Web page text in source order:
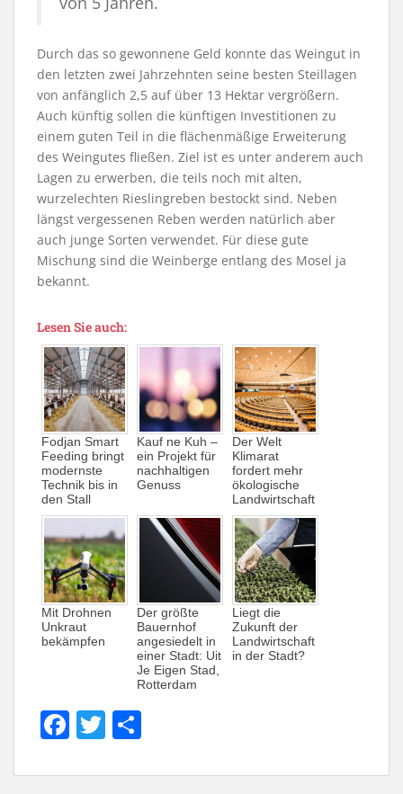
Durch das so gewonnene Geld konnte das Weingut in
den letzten zwei Jahrzehnten seine besten Steillagen
von anfänglich 2,5 auf über 13 Hektar vergrößern.
Auch künftig sollen die künftigen Investitionen zu
einem guten Teil in die flächenmäßige Erweiterung
des Weingutes fließen. Ziel ist es unter anderem auch
Lagen zu erwerben, die teils noch mit alten,
wurzelechten Rieslingreben bestockt sind. Neben
längst vergessenen Reben werden natürlich aber
auch junge Sorten verwendet. Für diese gute
Mischung sind die Weinberge entlang des Mosel ja
bekannt.
Lesen Sie auch:
Fodjan Smart
Feeding bringt
modernste
Technik bis in
den Stall
Kauf ne Kuh –
ein Projekt für
nachhaltigen
Genuss
Der Welt
Klimarat
fordert mehr
ökologische
Landwirtschaft
Mit Drohnen
Unkraut
bekämpfen
Der größte
Bauernhof
angesiedelt in
einer Stadt: Uit
Je Eigen Stad,
Rotterdam
Liegt die
Zukunft der
Landwirtschaft
in der Stadt?
F
c
T
itt le